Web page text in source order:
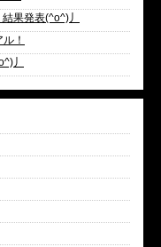
果発表(^o^)丿
！
丿